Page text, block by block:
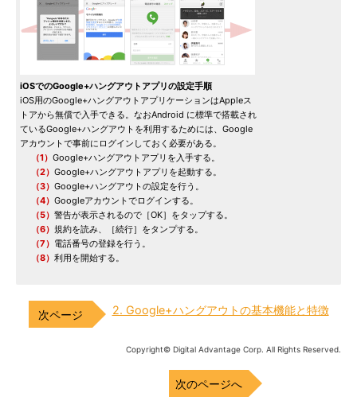
iOSでのGoogle+ハングアウトアプリの設定手順
iOS用のGoogle+ハングアウトアプリケーションはAppleス
トアから無償で入手できる。なおAndroid に標準で搭載され
ているGoogle+ハングアウトを利用するためには、Google
アカウントで事前にログインしておく必要がある。
（1） Google+ハングアウトアプリを入手する。
（2） Google+ハングアウトアプリを起動する。
（3） Google+ハングアウトの設定を行う。
（4） Googleアカウントでログインする。
（5） 警告が表示されるので［OK］をタップする。
（6） 規約を読み、［続行］をタンプする。
（7） 電話番号の登録を行う。
（8） 利用を開始する。
2. Google+ハングアウトの基本機能と特徴
Copyright© Digital Advantage Corp. All Rights Reserved.
次のページへ